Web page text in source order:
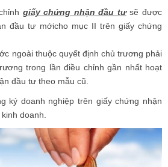
giấy chứng nhận đầu tưsẽ được
đầu tư mớicho mục II trên giấy chứng
ngoài thuộc quyết định chủ trương phải
trong lần điều chỉnh gần nhất hoạt
đầu tư theo mẫu cũ.
ký doanh nghiệp trên giấy chứng nhận
doanh.